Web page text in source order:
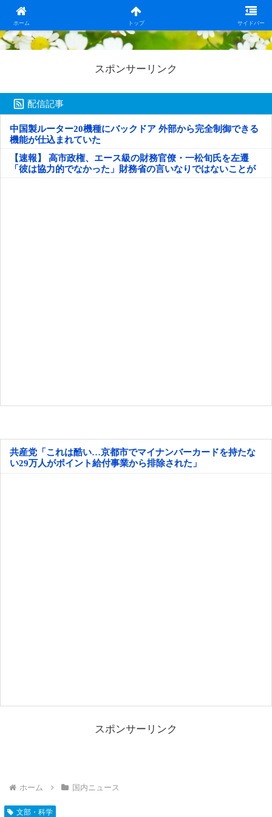
ホーム トップ サイドバー
日本第一！ニュース録
スポンサーリンク
配信記事
中国製ルーター20機種にバックドア 外部から完全制御できる
機能が仕込まれていた
【速報】 高市政権、エース級の財務官僚・一松旬氏を左遷
「彼は協力的でなかった」財務省の言いなりではないことが
判明
共産党「これは酷い…京都市でマイナンバーカードを持たな
い29万人がポイント給付事業から排除された」
スポンサーリンク
ホーム 国内ニュース
文部・科学